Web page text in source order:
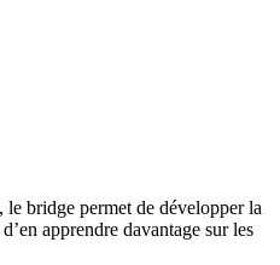
le bridge permet de développer la
apprendre davantage sur les